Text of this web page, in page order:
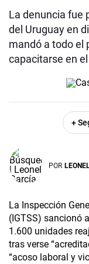
La denuncia fue
del Uruguay en
mandó a todo el
capacitarse en
+
POR
La Inspección
(IGTSS) sancionó
1.600 unidades
tras verse
“acoso laboral y